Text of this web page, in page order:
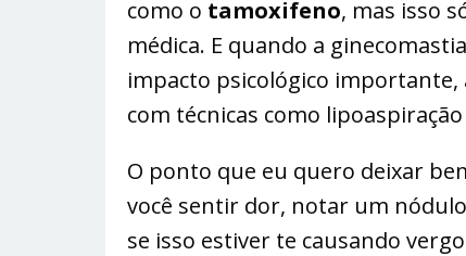
como o tamoxifeno, mas isso
médica. E quando a
impacto psicológico importante,
com técnicas como
O ponto que eu quero deixar
você sentir dor, notar um
se isso estiver te causando